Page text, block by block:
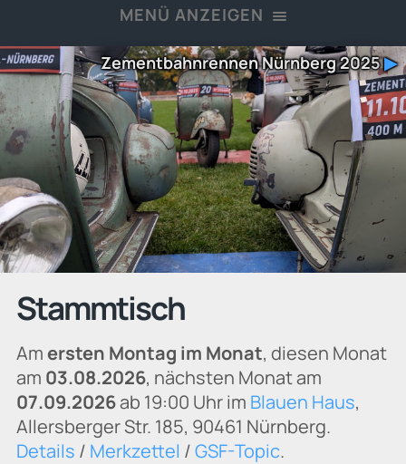
MENÜ ANZEIGEN
Zementbahnrennen Nürnberg 2025▶
Stammtisch
Amersten Montag im Monat, diesen Monat
am 03.08.2026, nächsten Monat am
07.09.2026ab 19:00 Uhr im Blauen Haus,
Allersberger Str. 185, 90461 Nürnberg.
Details / Merkzettel /GSF-Topic.